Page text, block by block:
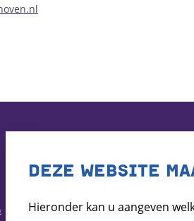
DEZE WEBSITE
Hieronder kan u aangeven